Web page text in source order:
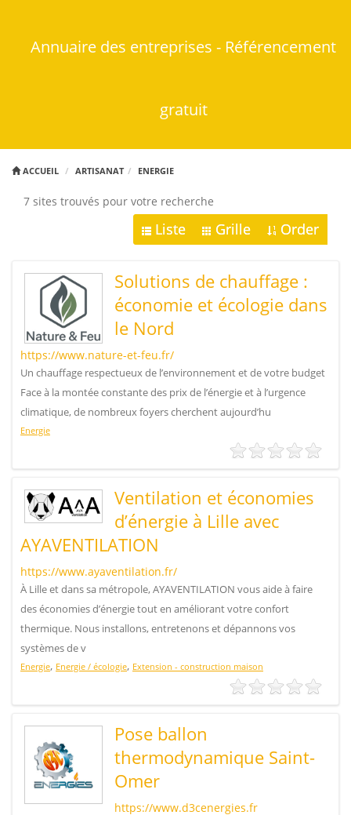
Annuaire des entreprises - Référencement
gratuit
ACCUEIL ARTISANAT ENERGIE
7 sites trouvés pour votre recherche
Liste Grille Order
Solutions de chauffage :
économie et écologie dans
le Nord
https://www.nature-et-feu.fr/
Un chauffage respectueux de l’environnement et de votre budget
Face à la montée constante des prix de l’énergie et à l’urgence
climatique, de nombreux foyers cherchent aujourd’hu
Energie
Ventilation et économies
d’énergie à Lille avec
AYAVENTILATION
https://www.ayaventilation.fr/
À Lille et dans sa métropole, AYAVENTILATION vous aide à faire
des économies d’énergie tout en améliorant votre confort
thermique. Nous installons, entretenons et dépannons vos
systèmes de v
Energie, Energie / écologie, Extension - construction maison
Pose ballon
thermodynamique Saint-
Omer
https://www.d3cenergies.fr